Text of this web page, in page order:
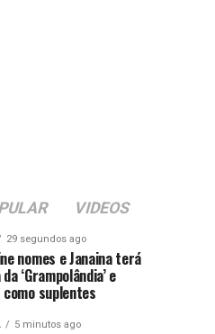
VIDEOS
29 segundos ago
nomes e Janaina terá
‘Grampolândia’ e
suplentes
5 minutos ago